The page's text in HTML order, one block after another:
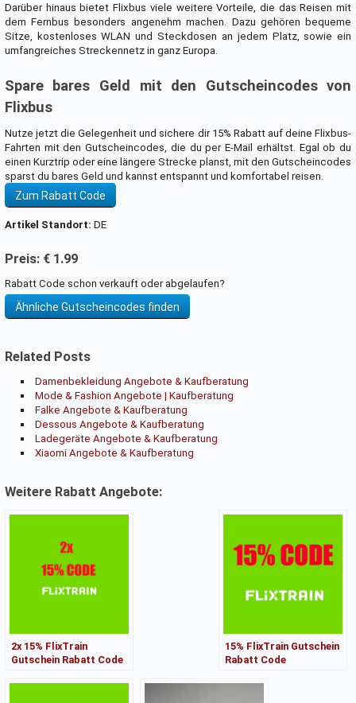
Darüber hinaus bietet Flixbus viele weitere Vorteile, die das Reisen mit
dem Fernbus besonders angenehm machen. Dazu gehören bequeme
Sitze, kostenloses WLAN und Steckdosen an jedem Platz, sowie ein
umfangreiches Streckennetz in ganz Europa.
Spare bares Geld mit den Gutscheincodes von
Flixbus
Nutze jetzt die Gelegenheit und sichere dir 15% Rabatt auf deine Flixbus-
Fahrten mit den Gutscheincodes, die du per E-Mail erhältst. Egal ob du
einen Kurztrip oder eine längere Strecke planst, mit den Gutscheincodes
sparst du bares Geld und kannst entspannt und komfortabel reisen.
Zum Rabatt Code
Artikel Standort: DE
Preis: € 1.99
Rabatt Code schon verkauft oder abgelaufen?
Ähnliche Gutscheincodes finden
Related Posts
Damenbekleidung Angebote & Kaufberatung
Mode & Fashion Angebote | Kaufberatung
Falke Angebote & Kaufberatung
Dessous Angebote & Kaufberatung
Ladegeräte Angebote & Kaufberatung
Xiaomi Angebote & Kaufberatung
Weitere Rabatt Angebote:
2x 15% FlixTrain
Gutschein Rabatt Code
MBW per Mail
15% FlixTrain Gutschein
Rabatt Code
MBW per Mail